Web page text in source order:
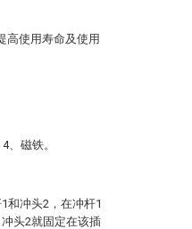
高使用寿命及使用
、磁铁。
和冲头2，在冲杆1
头2就固定在该插